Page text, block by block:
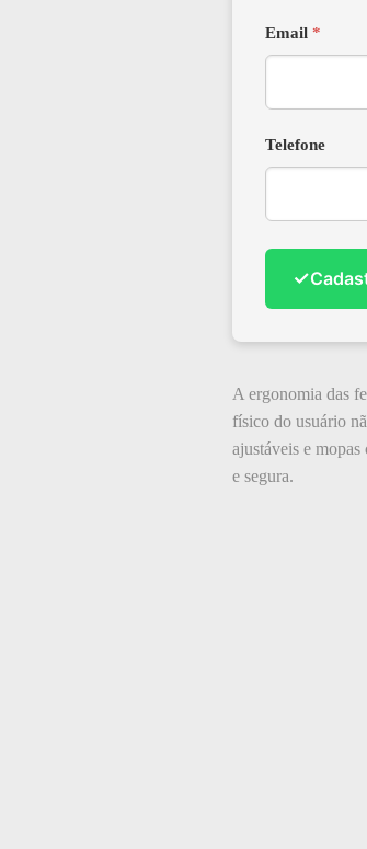
Email *
Telefone
✓
A ergonomia das
físico do usuário
ajustáveis e
e segura.